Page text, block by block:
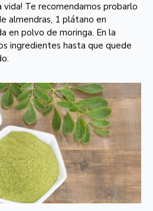
vida! Te recomendamos probarlo
almendras, 1 plátano en
en polvo de moringa. En la
ingredientes hasta que quede